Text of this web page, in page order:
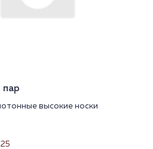
пар
высокие носки